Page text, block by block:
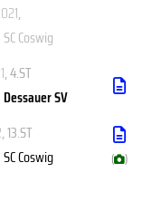
,
SC Coswig
, 4.ST
Dessauer SV
, 13.ST
SC Coswig ( )